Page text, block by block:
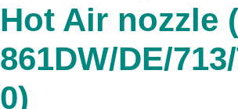
Hot Air nozzle
861DW/DE/
0)